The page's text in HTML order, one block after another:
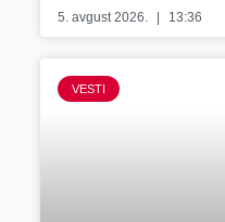
5. avgust 2026. 13:36
VESTI